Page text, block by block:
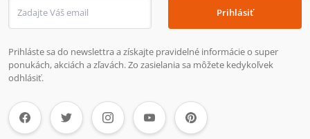
Prihlásiť
Prihláste sa do newslettra a získajte pravidelné informácie o super
ponukách, akciách a zľavách. Zo zasielania sa môžete kedykoľvek
odhlásiť.